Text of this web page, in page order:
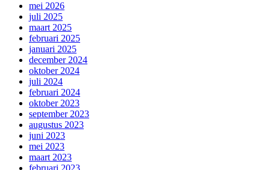
mei 2026
juli 2025
maart 2025
februari 2025
januari 2025
december 2024
oktober 2024
juli 2024
februari 2024
oktober 2023
september 2023
augustus 2023
juni 2023
mei 2023
maart 2023
februari 2023